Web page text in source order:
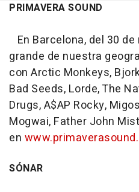
PRIMAVERA SOUND
En Barcelona, del 30
grande de nuestra
con Arctic Monkeys,
Bad Seeds, Lorde, The
Drugs, A$AP Rocky,
Mogwai, Father John
en
SÓNAR